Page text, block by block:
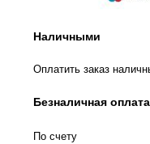
Наличными
Оплатить заказ
Безналичная оплата
По счету